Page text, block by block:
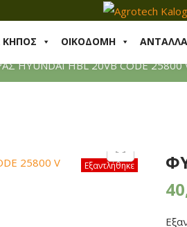
ΚΗΠΟΣ ΟΙΚΟΔΟΜΗ
HYUNDAI HBL 20VB CODE 25800
Εξαντλήθηκε